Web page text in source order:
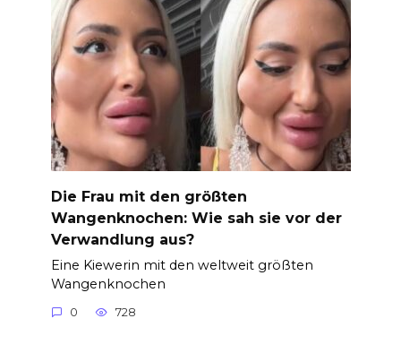
Die Frau mit den größten
Wangenknochen: Wie sah sie vor der
Verwandlung aus?
Eine Kiewerin mit den weltweit größten
Wangenknochen
0 728